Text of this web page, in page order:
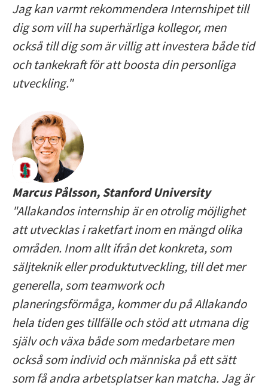
Jag kan varmt rekommendera Internshipet till
dig som vill ha superhärliga kollegor, men
också till dig som är villig att investera både tid
och tankekraft för att boosta din personliga
utveckling."
Marcus Pålsson, Stanford University
"Allakandos internship är en otrolig möjlighet
att utvecklas i raketfart inom en mängd olika
områden. Inom allt ifrån det konkreta, som
säljteknik eller produktutveckling, till det mer
generella, som teamwork och
planeringsförmåga, kommer du på Allakando
hela tiden ges tillfälle och stöd att utmana dig
själv och växa både som medarbetare men
också som individ och människa på ett sätt
som få andra arbetsplatser kan matcha. Jag är